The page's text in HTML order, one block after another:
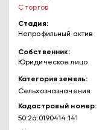
С торгов
Стадия
Непрофильный актив
Собственник
Юридическое лицо
Категория земель
Сельхозназначения
Кадастровый номер
50:26:0190414:141